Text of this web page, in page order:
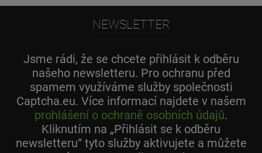
NEWSLETTER
Jsme rádi, že se chcete přihlásit k odběru
našeho newsletteru. Pro ochranu před
spamem využíváme služby společnosti
Captcha.eu. Více informací najdete v našem
prohlášení o ochraně osobních údajů.
Kliknutím na „Přihlásit se k odběru
newsletteru“ tyto služby aktivujete a můžete